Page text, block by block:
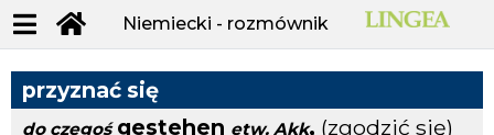
Niemiecki - rozmównik
przyznać się
do czegośgestehen etw. Akk, (zgodzić się)